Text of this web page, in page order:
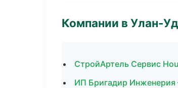
Компании в Улан-
СтройАртель Сервис
ИП Бригадир